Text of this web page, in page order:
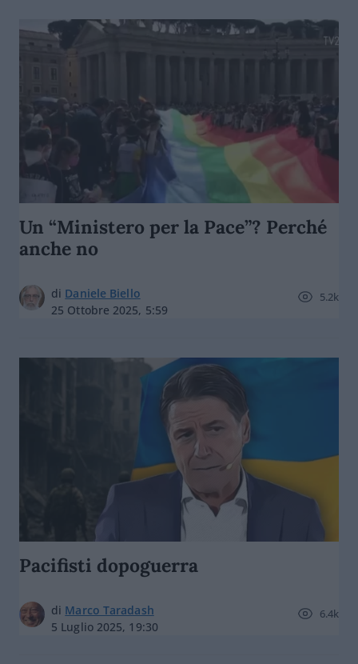
Un “Ministero per la Pace”? Perché
anche no
di Daniele Biello
25 Ottobre 2025, 5:59
5.2k
Pacifisti dopoguerra
di Marco Taradash
5 Luglio 2025, 19:30
6.4k